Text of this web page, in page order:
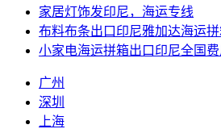
家居灯饰发印尼，海运专线
布料布条出口印尼雅加达海运
小家电海运拼箱出口印尼全国费
广州
深圳
上海